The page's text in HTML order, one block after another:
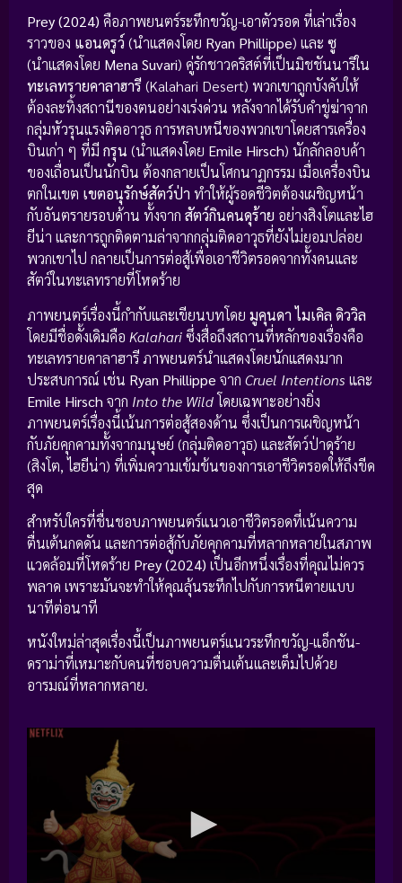
Prey (2024) คือภาพยนตร์ระทึกขวัญ-เอาตัวรอด ที่เล่าเรื่อง
ราวของ แอนดรูว์ (นำแสดงโดย Ryan Phillippe) และ ซู
(นำแสดงโดย Mena Suvari) คู่รักชาวคริสต์ที่เป็นมิชชันนารีใน
ทะเลทรายคาลาฮารี(Kalahari Desert) พวกเขาถูกบังคับให้
ต้องละทิ้งสถานีของตนอย่างเร่งด่วน หลังจากได้รับคำขู่ฆ่าจาก
กลุ่มหัวรุนแรงติดอาวุธ การหลบหนีของพวกเขาโดยสารเครื่อง
บินเก่า ๆ ที่มี กรุน (นำแสดงโดย Emile Hirsch) นักลักลอบค้า
ของเถื่อนเป็นนักบิน ต้องกลายเป็นโศกนาฏกรรม เมื่อเครื่องบิน
ตกในเขต เขตอนุรักษ์สัตว์ป่า ทำให้ผู้รอดชีวิตต้องเผชิญหน้า
กับอันตรายรอบด้าน ทั้งจาก สัตว์กินคนดุร้าย อย่างสิงโตและไฮ
ยีน่า และการถูกติดตามล่าจากกลุ่มติดอาวุธที่ยังไม่ยอมปล่อย
พวกเขาไป กลายเป็นการต่อสู้เพื่อเอาชีวิตรอดจากทั้งคนและ
สัตว์ในทะเลทรายที่โหดร้าย
ภาพยนตร์เรื่องนี้กำกับและเขียนบทโดย มูคุนดา ไมเคิล ดิววิล
โดยมีชื่อดั้งเดิมคือ Kalahariซึ่งสื่อถึงสถานที่หลักของเรื่องคือ
ทะเลทรายคาลาฮารี ภาพยนตร์นำแสดงโดยนักแสดงมาก
ประสบการณ์ เช่น Ryan Phillippe จาก Cruel Intentions และ
Emile Hirsch จาก Into the Wildโดยเฉพาะอย่างยิ่ง
ภาพยนตร์เรื่องนี้เน้นการต่อสู้สองด้าน ซึ่งเป็นการเผชิญหน้า
กับภัยคุกคามทั้งจากมนุษย์ (กลุ่มติดอาวุธ) และสัตว์ป่าดุร้าย
(สิงโต, ไฮยีน่า) ที่เพิ่มความเข้มข้นของการเอาชีวิตรอดให้ถึงขีด
สุด
สำหรับใครที่ชื่นชอบภาพยนตร์แนวเอาชีวิตรอดที่เน้นความ
ตื่นเต้นกดดัน และการต่อสู้กับภัยคุกคามที่หลากหลายในสภาพ
แวดล้อมที่โหดร้าย Prey (2024) เป็นอีกหนึ่งเรื่องที่คุณไม่ควร
พลาด เพราะมันจะทำให้คุณลุ้นระทึกไปกับการหนีตายแบบ
นาทีต่อนาที
หนังใหม่ล่าสุดเรื่องนี้เป็นภาพยนตร์แนวระทึกขวัญ-แอ็กชัน-
ดราม่าที่เหมาะกับคนที่ชอบความตื่นเต้นและเต็มไปด้วย
อารมณ์ที่หลากหลาย.